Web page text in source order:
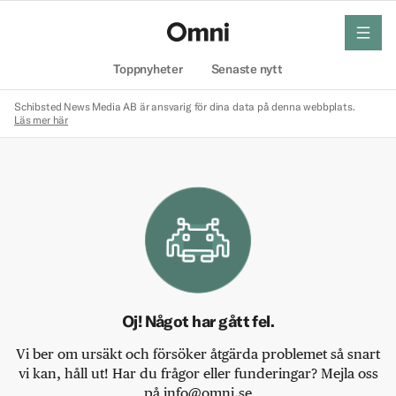
Toppnyheter Senaste nytt
meny
Schibsted News Media AB är ansvarig för dina data på denna webbplats.
Läs mer här
Oj! Något har gått fel.
Vi ber om ursäkt och försöker åtgärda problemet så snart
vi kan, håll ut! Har du frågor eller funderingar? Mejla oss